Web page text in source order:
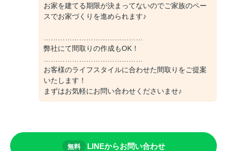
お家を建てる期限が決まってないのでご家族のペー
スでお家づくりを進められます♪
弊社にて間取りの作成もOK！
お客様のライフスタイルに合わせた間取りをご提案
いたします！
まずはお気軽にお問い合わせくださいませ♪
無料 LINEからお問い合わせ